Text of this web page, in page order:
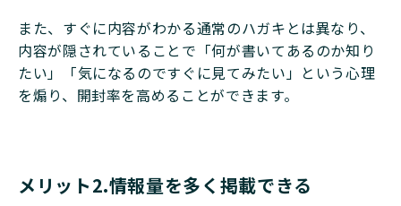
また、すぐに内容がわかる通常のハガキとは異なり、
内容が隠されていることで「何が書いてあるのか知り
たい」「気になるのですぐに見てみたい」という心理
を煽り、開封率を高めることができます。
メリット2.情報量を多く掲載できる